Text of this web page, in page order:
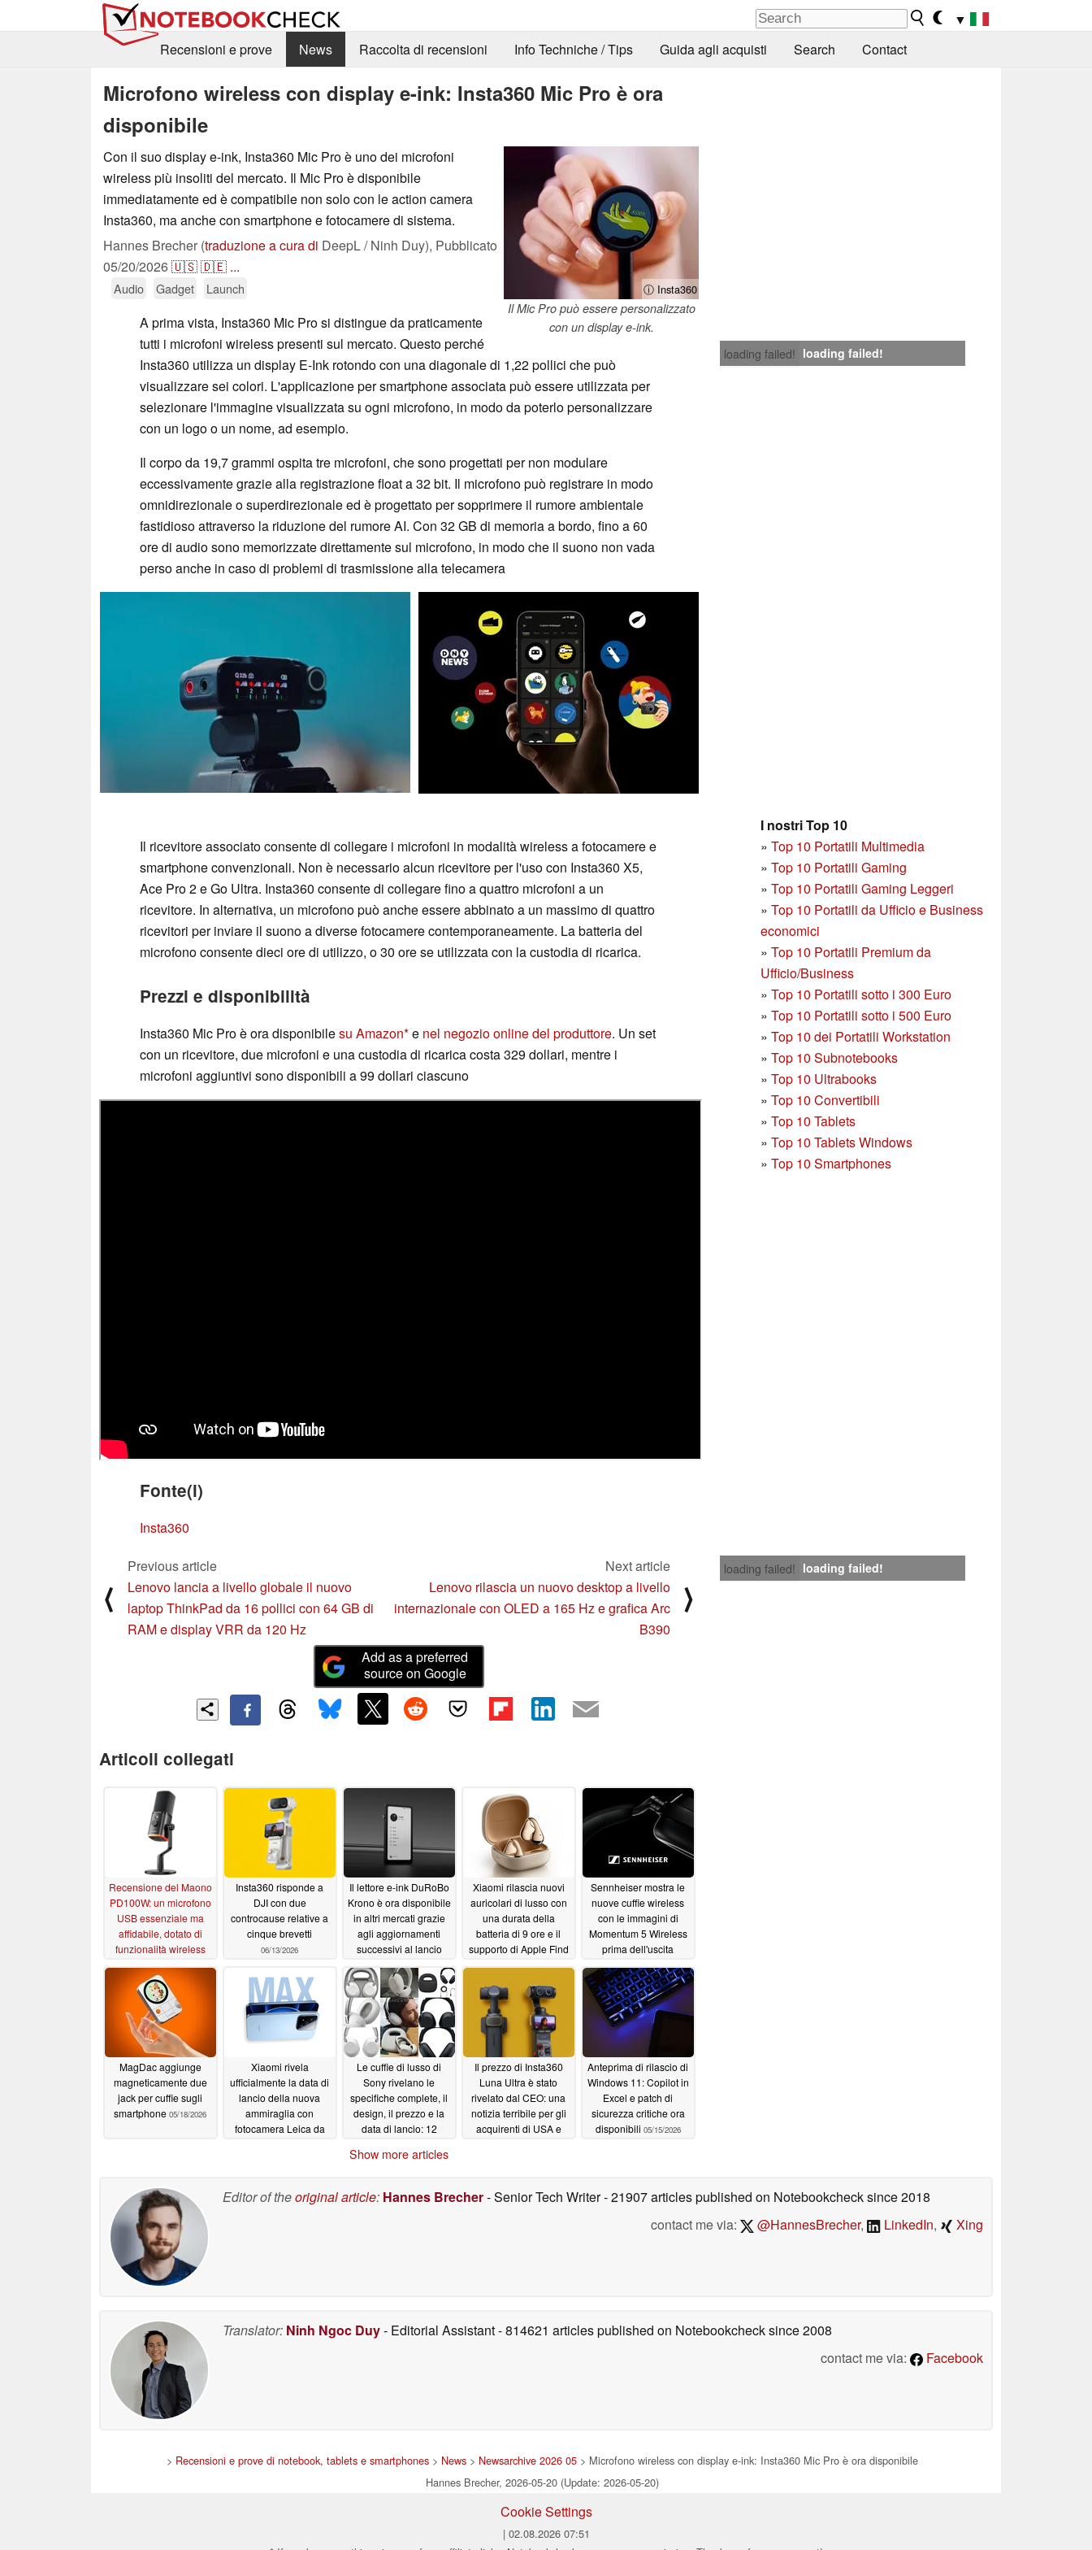
▼
Recensioni e prove
News Raccolta di recensioni Info Techniche / Tips Guida agli acquisti Search Contact
Microfono wireless con display e-ink: Insta360 Mic Pro è ora
disponibile
ⓘ Insta360
Il Mic Pro può essere personalizzato
con un display e-ink.
Con il suo display e-ink, Insta360 Mic Pro è uno dei microfoni
wireless più insoliti del mercato. Il Mic Pro è disponibile
immediatamente ed è compatibile non solo con le action camera
Insta360, ma anche con smartphone e fotocamere di sistema.
Hannes Brecher (traduzione a cura di DeepL / Ninh Duy), Pubblicato
05/20/2026🇺🇸🇩🇪 ...
Audio Gadget Launch
loading failed! loading failed!
A prima vista, Insta360 Mic Pro si distingue da praticamente
tutti i microfoni wireless presenti sul mercato. Questo perché
Insta360 utilizza un display E-Ink rotondo con una diagonale di 1,22 pollici che può
visualizzare sei colori. L'applicazione per smartphone associata può essere utilizzata per
selezionare l'immagine visualizzata su ogni microfono, in modo da poterlo personalizzare
con un logo o un nome, ad esempio.
Il corpo da 19,7 grammi ospita tre microfoni, che sono progettati per non modulare
eccessivamente grazie alla registrazione float a 32 bit. Il microfono può registrare in modo
omnidirezionale o superdirezionale ed è progettato per sopprimere il rumore ambientale
fastidioso attraverso la riduzione del rumore AI. Con 32 GB di memoria a bordo, fino a 60
ore di audio sono memorizzate direttamente sul microfono, in modo che il suono non vada
perso anche in caso di problemi di trasmissione alla telecamera
I nostri Top 10
» Top 10 Portatili Multimedia
» Top 10 Portatili Gaming
» Top 10 Portatili Gaming Leggeri
» Top 10 Portatili da Ufficio e Business
economici
» Top 10 Portatili Premium da
Ufficio/Business
» Top 10 Portatili sotto i 300 Euro
» Top 10 Portatili sotto i 500 Euro
» Top 10 dei Portatili Workstation
» Top 10 Subnotebooks
» Top 10 Ultrabooks
» Top 10 Convertibili
» Top 10 Tablets
» Top 10 Tablets Windows
» Top 10 Smartphones
Il ricevitore associato consente di collegare i microfoni in modalità wireless a fotocamere e
smartphone convenzionali. Non è necessario alcun ricevitore per l'uso con Insta360 X5,
Ace Pro 2 e Go Ultra. Insta360 consente di collegare fino a quattro microfoni a un
ricevitore. In alternativa, un microfono può anche essere abbinato a un massimo di quattro
ricevitori per inviare il suono a diverse fotocamere contemporaneamente. La batteria del
microfono consente dieci ore di utilizzo, o 30 ore se utilizzata con la custodia di ricarica.
Prezzi e disponibilità
Insta360 Mic Pro è ora disponibilesu Amazon e nel negozio online del produttore. Un set
con un ricevitore, due microfoni e una custodia di ricarica costa 329 dollari, mentre i
microfoni aggiuntivi sono disponibili a 99 dollari ciascuno
Fonte(i)
Insta360
loading failed! loading failed!
⟨
Previous article
Lenovo lancia a livello globale il nuovo
laptop ThinkPad da 16 pollici con 64 GB di
RAM e display VRR da 120 Hz
Next article
Lenovo rilascia un nuovo desktop a livello
internazionale con OLED a 165 Hz e grafica Arc
B390
⟩
Add as a preferred
source on Google
Articoli collegati
Recensione del Maono
PD100W: un microfono
USB essenziale ma
affidabile, dotato di
funzionalità wireless
06/24/2026
Insta360 risponde a
DJI con due
controcause relative a
cinque brevetti
06/13/2026
Il lettore e-ink DuRoBo
Krono è ora disponibile
in altri mercati grazie
agli aggiornamenti
successivi al lancio
05/28/2026
Xiaomi rilascia nuovi
auricolari di lusso con
una durata della
batteria di 9 ore e il
supporto di Apple Find
05/22/2026
Sennheiser mostra le
nuove cuffie wireless
con le immagini di
Momentum 5 Wireless
prima dell'uscita
05/21/2026
MagDac aggiunge
magneticamente due
jack per cuffie sugli
smartphone 05/18/2026
Xiaomi rivela
ufficialmente la data di
lancio della nuova
ammiraglia con
fotocamera Leica da
Le cuffie di lusso di
Sony rivelano le
specifiche complete, il
design, il prezzo e la
data di lancio: 12
da 34 ore, custodia
Il prezzo di Insta360
Luna Ultra è stato
rivelato dal CEO: una
notizia terribile per gli
acquirenti di USA e
Anteprima di rilascio di
Windows 11: Copilot in
Excel e patch di
sicurezza critiche ora
disponibili 05/15/2026
Show more articles
Editor of theoriginal article: Hannes Brecher- Senior Tech Writer- 21907 articles published on Notebookchecksince 2018
contact me via:
@HannesBrecher, LinkedIn, Xing
Translator: Ninh Ngoc Duy- Editorial Assistant- 814621 articles published on Notebookchecksince 2008
contact me via:
Facebook
> Recensioni e prove di notebook, tablets e smartphones> News> Newsarchive 2026 05> Microfono wireless con display e-ink: Insta360 Mic Pro è ora disponibile
Hannes Brecher, 2026-05-20 (Update: 2026-05-20)
Cookie Settings
| 02.08.2026 07:51